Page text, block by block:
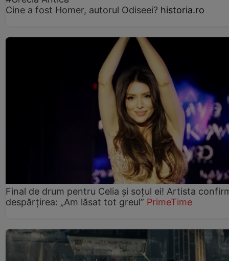
Cine a fost Homer, autorul Odiseei? historia.ro
Final de drum pentru Celia și soțul ei! Artista
despărțirea: „Am lăsat tot greul” PrimeTime